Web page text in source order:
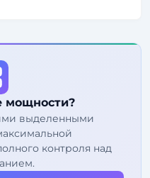
мощности?
выделенными
контроля над